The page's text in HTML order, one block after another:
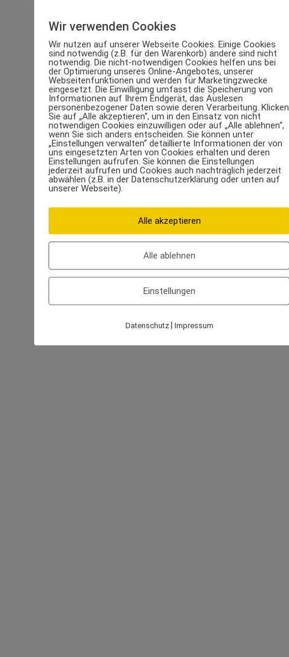
Wir verwenden Cookies
Wir nutzen auf unserer Webseite Cookies. Einige Cookies
sind notwendig (z.B. für den Warenkorb) andere sind nicht
notwendig. Die nicht-notwendigen Cookies helfen uns bei
der Optimierung unseres Online-Angebotes, unserer
Webseitenfunktionen und werden für Marketingzwecke
eingesetzt. Die Einwilligung umfasst die Speicherung von
Informationen auf Ihrem Endgerät, das Auslesen
personenbezogener Daten sowie deren Verarbeitung. Klicken
Sie auf „Alle akzeptieren“, um in den Einsatz von nicht
notwendigen Cookies einzuwilligen oder auf „Alle ablehnen“,
wenn Sie sich anders entscheiden. Sie können unter
„Einstellungen verwalten“ detaillierte Informationen der von
uns eingesetzten Arten von Cookies erhalten und deren
Einstellungen aufrufen. Sie können die Einstellungen
jederzeit aufrufen und Cookies auch nachträglich jederzeit
abwählen (z.B. in der Datenschutzerklärung oder unten auf
unserer Webseite).
Alle akzeptieren
Alle ablehnen
Einstellungen
Datenschutz| Impressum